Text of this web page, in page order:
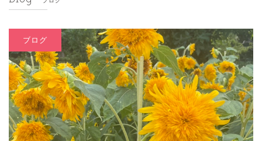
ブログ